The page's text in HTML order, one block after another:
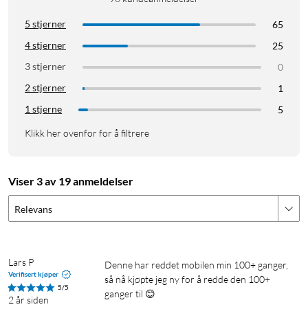
5 stjerner
65
4 stjerner
25
3 stjerner
0
2 stjerner
1
1 stjerne
5
Klikk her ovenfor for å filtrere
Viser 3 av 19 anmeldelser
Relevans
Lars P
Verifisert kjøper
5/5
2 år siden
Denne har reddet mobilen min 100+ ganger,
så nå kjøpte jeg ny for å redde den 100+
ganger til 😊